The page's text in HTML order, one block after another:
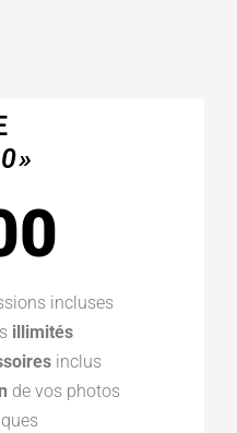
incluses
illimités
inclus
de vos photos